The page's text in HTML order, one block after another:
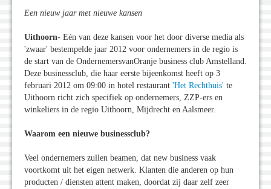
Een nieuw jaar met nieuwe kansen
Uithoorn- Eén van deze kansen voor het door diverse media als
'zwaar' bestempelde jaar 2012 voor ondernemers in de regio is
de start van de OndernemersvanOranje business club Amstelland.
Deze businessclub, die haar eerste bijeenkomst heeft op 3
februari 2012 om 09:00 in hotel restaurant 'Het Rechthuis' te
Uithoorn richt zich specifiek op ondernemers, ZZP-ers en
winkeliers in de regio Uithoorn, Mijdrecht en Aalsmeer.
Waarom een nieuwe businessclub?
Veel ondernemers zullen beamen, dat new business vaak
voortkomt uit het eigen netwerk. Klanten die anderen op hun
producten / diensten attent maken, doordat zij daar zelf zeer